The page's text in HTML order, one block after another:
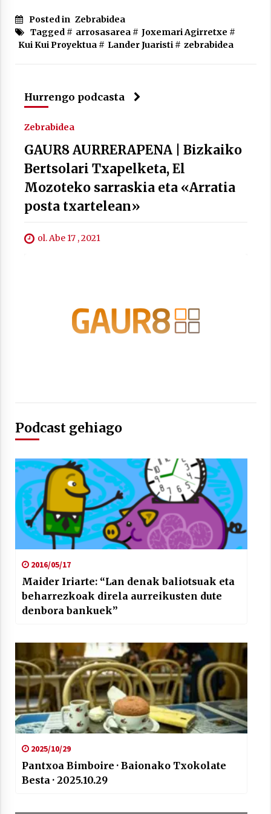
Zebrabidearen denboraldi amaiera
EHZtik
Posted in Zebrabidea
Tagged # arrosasarea# Joxemari Agirretxe #
Kui Kui Proyektua# Lander Juaristi# zebrabidea
Hurrengo podcasta
Zebrabidea
GAUR8 AURRERAPENA | Bizkaiko
Bertsolari Txapelketa, El
Mozoteko sarraskia eta «Arratia
posta txartelean»
ol. Abe 17 , 2021
Podcast gehiago
2016/05/17
Maider Iriarte: “Lan denak baliotsuak eta
beharrezkoak direla aurreikusten dute
denbora bankuek”
2025/10/29
Pantxoa Bimboire · Baionako Txokolate
Besta · 2025.10.29